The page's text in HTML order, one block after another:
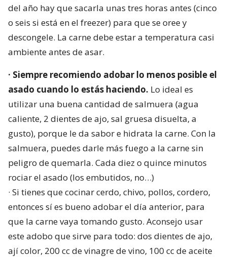
del año hay que sacarla unas tres horas antes (cinco
o seis si está en el freezer) para que se oree y
descongele. La carne debe estar a temperatura casi
ambiente antes de asar.
· Siempre recomiendo adobar lo menos posible el
asado cuando lo estás haciendo. Lo ideal es
utilizar una buena cantidad de salmuera (agua
caliente, 2 dientes de ajo, sal gruesa disuelta, a
gusto), porque le da sabor e hidrata la carne. Con la
salmuera, puedes darle más fuego a la carne sin
peligro de quemarla. Cada diez o quince minutos
rociar el asado (los embutidos, no…)
· Si tienes que cocinar cerdo, chivo, pollos, cordero,
entonces sí es bueno adobar el día anterior, para
que la carne vaya tomando gusto. Aconsejo usar
este adobo que sirve para todo: dos dientes de ajo,
ají color, 200 cc de vinagre de vino, 100 cc de aceite